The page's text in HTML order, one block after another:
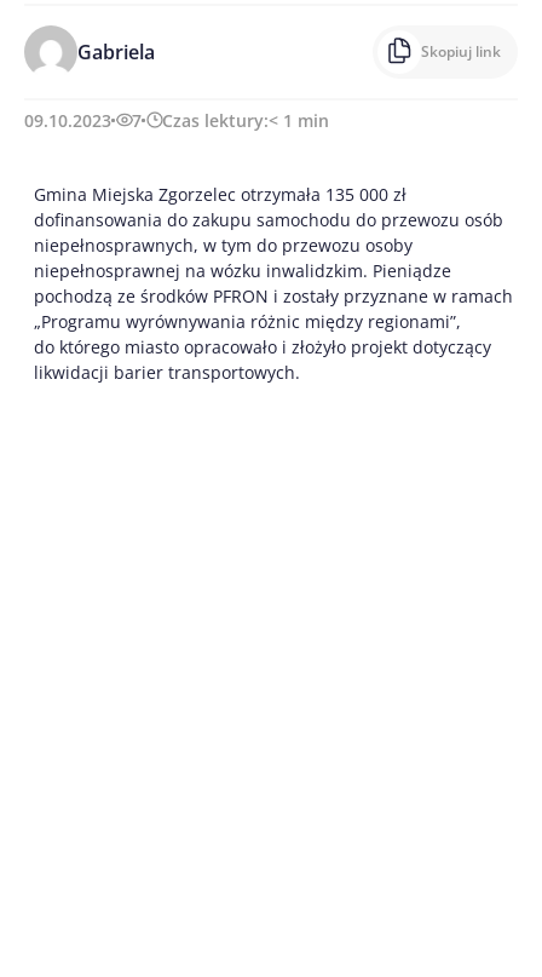
Gabriela Skopiuj link
09.10.2023 7 Czas lektury:< 1 min
Gmina Miejska Zgorzelec otrzymała 135 000 zł
dofinansowania do zakupu samochodu do przewozu osób
niepełnosprawnych, w tym do przewozu osoby
niepełnosprawnej na wózku inwalidzkim. Pieniądze
pochodzą ze środków PFRON i zostały przyznane w ramach
„Programu wyrównywania różnic między regionami”,
do którego miasto opracowało i złożyło projekt dotyczący
likwidacji barier transportowych.